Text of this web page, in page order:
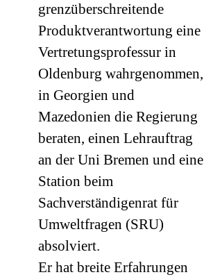
grenzüberschreitende
Produktverantwortung eine
Vertretungsprofessur in
Oldenburg wahrgenommen,
in Georgien und
Mazedonien die Regierung
beraten, einen Lehrauftrag
an der Uni Bremen und eine
Station beim
Sachverständigenrat für
Umweltfragen (SRU)
absolviert.
Er hat breite Erfahrungen